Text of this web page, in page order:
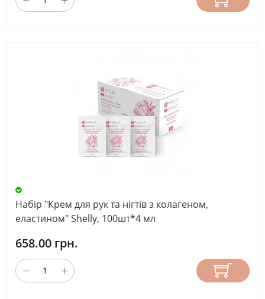
Набір "Крем для рук та нігтів з колагеном,
еластином" Shelly, 100шт*4 мл
658.00 грн.